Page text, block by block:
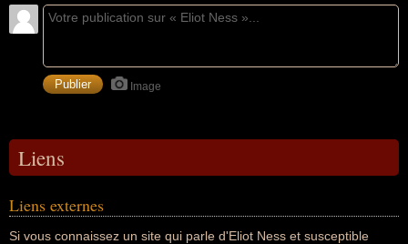
Image
Liens
Liens externes
Si vous connaissez un site qui parle d'Eliot Ness et susceptible